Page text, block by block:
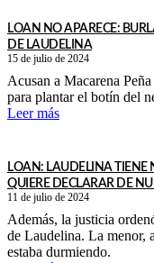
LOAN NO APARECE:
DE LAUDELINA
15 de julio de 2024
Acusan a Macarena
para plantar el botín del
Leer más
LOAN: LAUDELINA TIENE
QUIERE DECLARAR DE
11 de julio de 2024
Además, la justicia
de Laudelina. La menor,
estaba durmiendo.